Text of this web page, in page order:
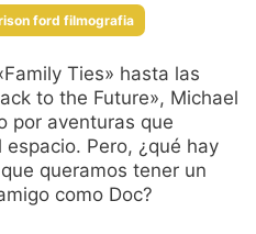
ford filmografia
Ties» hasta las
to the Future», Michael
por aventuras que
Pero, ¿qué hay
queramos tener un
como Doc?